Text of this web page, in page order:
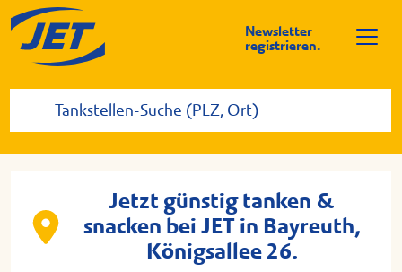
Newsletter
registrieren.
Jetzt günstig tanken &
snacken bei JET in Bayreuth,
Königsallee 26.